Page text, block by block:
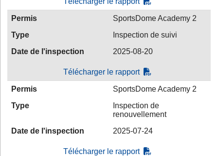
Permis
SportsDome Academy 2
Type
Inspection de suivi
Date de l'inspection
2025-08-20
Télécharger le rapport
Permis
SportsDome Academy 2
Type
Inspection de
renouvellement
Date de l'inspection
2025-07-24
Télécharger le rapport